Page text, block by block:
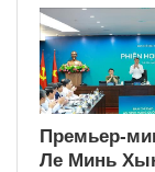
Премьер-
Ле Минь